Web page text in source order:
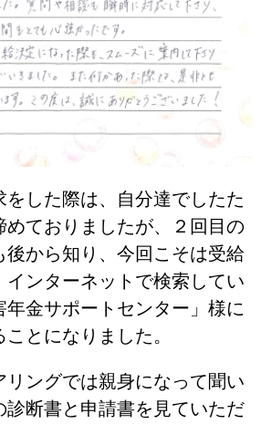
した際は、自分達でしたた
めておりましたが、２回目の
後から知り、今回こそは受給
インターネットで検索してい
年金サポートセンター」様に
とになりました。
リングでは親身になって聞い
診断書と申請書を見ていただ